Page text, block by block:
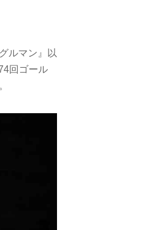
ルマン』以
回ゴール